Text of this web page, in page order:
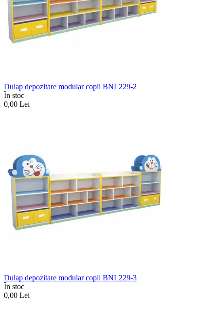
Dulap depozitare modular copii BNL229-2
În stoc
0,00 Lei
Dulap depozitare modular copii BNL229-3
În stoc
0,00 Lei